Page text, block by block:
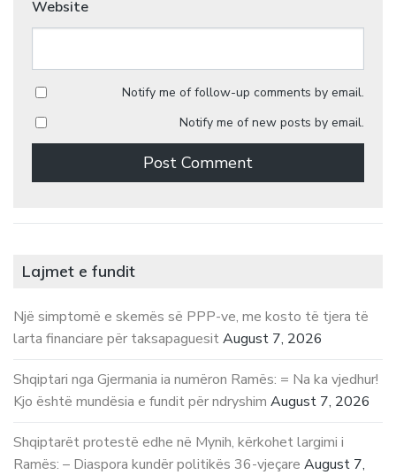
Website
Notify me of follow-up comments by email.
Notify me of new posts by email.
Lajmet e fundit
Një simptomë e skemës së PPP-ve, me kosto të tjera të
larta financiare për taksapaguesitAugust 7, 2026
Shqiptari nga Gjermania ia numëron Ramës: = Na ka vjedhur!
Kjo është mundësia e fundit për ndryshim August 7, 2026
Shqiptarët protestë edhe në Mynih, kërkohet largimi i
Ramës: – Diaspora kundër politikës 36-vjeçare August 7,